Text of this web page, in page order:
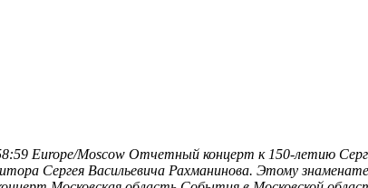
Europe/Moscow Отчетный концерт к 150-летию
Сергея Васильевича Рахманинова. Этому